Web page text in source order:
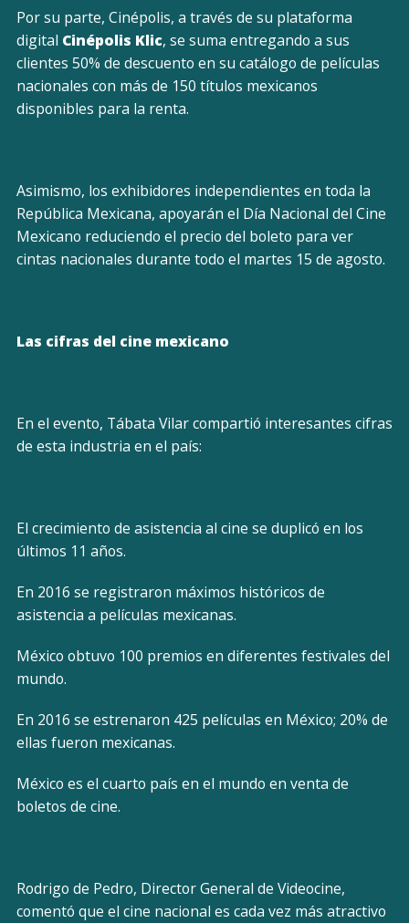
Por su parte, Cinépolis, a través de su plataforma
digital Cinépolis Klic, se suma entregando a sus
clientes 50% de descuento en su catálogo de películas
nacionales con más de 150 títulos mexicanos
disponibles para la renta.
Asimismo, los exhibidores independientes en toda la
República Mexicana, apoyarán el Día Nacional del Cine
Mexicano reduciendo el precio del boleto para ver
cintas nacionales durante todo el martes 15 de agosto.
Las cifras del cine mexicano
En el evento, Tábata Vilar compartió interesantes cifras
de esta industria en el país:
El crecimiento de asistencia al cine se duplicó en los
últimos 11 años.
En 2016 se registraron máximos históricos de
asistencia a películas mexicanas.
México obtuvo 100 premios en diferentes festivales del
mundo.
En 2016 se estrenaron 425 películas en México; 20% de
ellas fueron mexicanas.
México es el cuarto país en el mundo en venta de
boletos de cine.
Rodrigo de Pedro, Director General de Videocine,
comentó que el cine nacional es cada vez más atractivo